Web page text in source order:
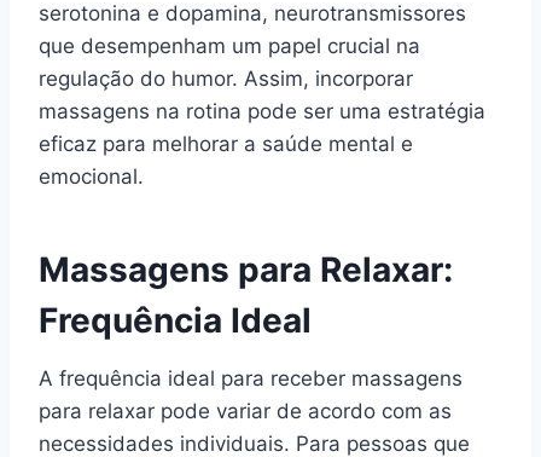
serotonina e dopamina, neurotransmissores
que desempenham um papel crucial na
regulação do humor. Assim, incorporar
massagens na rotina pode ser uma estratégia
eficaz para melhorar a saúde mental e
emocional.
Massagens para Relaxar:
Frequência Ideal
A frequência ideal para receber massagens
para relaxar pode variar de acordo com as
necessidades individuais. Para pessoas que